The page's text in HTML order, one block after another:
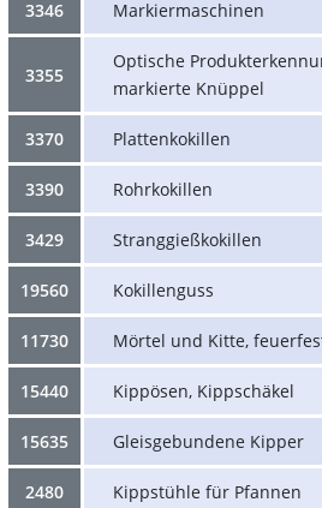
3346 Markiermaschinen
3355
Optische
markierte Knüppel
3370 Plattenkokillen
3390 Rohrkokillen
3429 Stranggießkokillen
19560 Kokillenguss
11730 Mörtel und Kitte,
15440 Kippösen, Kippschäkel
15635 Gleisgebundene Kipper
2480 Kippstühle für Pfannen